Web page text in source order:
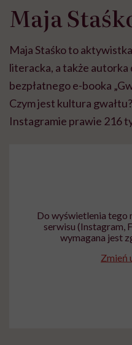
Maja
Maja Staśko to
literacka, a także
bezpłatnego e-booka
Czym jest kultura
Instagramie prawie 216
Do wyświetlenia tego
serwisu (Instagram,
wymagana jest
Zmień